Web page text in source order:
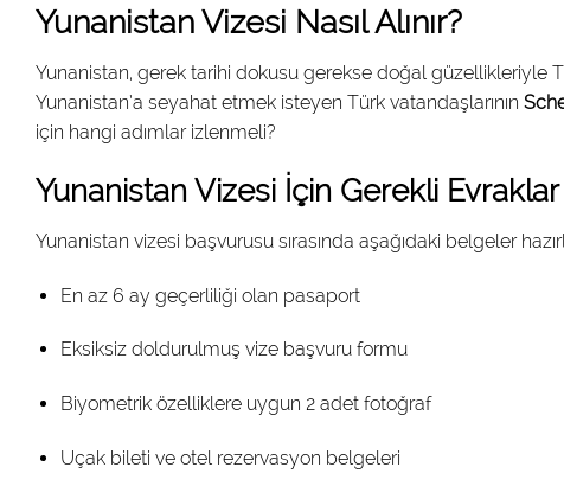
Yunanistan Vizesi Nasıl Alınır?
Yunanistan, gerek tarihi dokusu gerekse doğal güzellikleriyle
Yunanistan’a seyahat etmek isteyen Türk vatandaşlarının
için hangi adımlar izlenmeli?
Yunanistan Vizesi İçin Gerekli Evraklar
Yunanistan vizesi başvurusu sırasında aşağıdaki belgeler
En az 6 ay geçerliliği olan pasaport
Eksiksiz doldurulmuş vize başvuru formu
Biyometrik özelliklere uygun 2 adet fotoğraf
Uçak bileti ve otel rezervasyon belgeleri